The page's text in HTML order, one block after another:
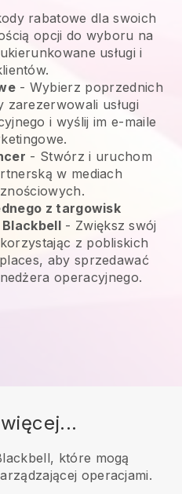
rabatowe dla swoich
opcji do wyboru na
usługi i
- Wybierz poprzednich
zarezerwowali usługi
i wyślij im e-maile
- Stwórz i uruchom
w mediach
z targowisk
Blackbell- Zwiększ swój
z pobliskich
aby sprzedawać
operacyjnego.
które mogą
operacjami.